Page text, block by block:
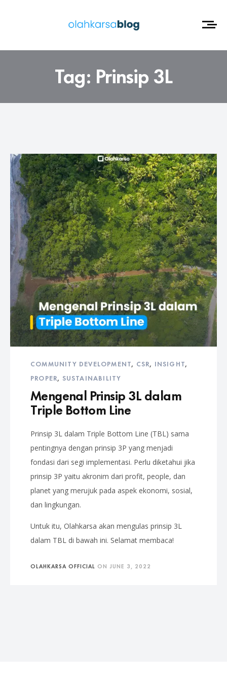
Tag: Prinsip 3L
COMMUNITY DEVELOPMENT, CSR, INSIGHT,
PROPER, SUSTAINABILITY
Mengenal Prinsip 3L dalam
Triple Bottom Line
Prinsip 3L dalam Triple Bottom Line (TBL) sama
pentingnya dengan prinsip 3P yang menjadi
fondasi dari segi implementasi. Perlu diketahui jika
prinsip 3P yaitu akronim dari profit, people, dan
planet yang merujuk pada aspek ekonomi, sosial,
dan lingkungan.
Untuk itu, Olahkarsa akan mengulas prinsip 3L
dalam TBL di bawah ini. Selamat membaca!
OLAHKARSA OFFICIAL ON JUNE 3, 2022